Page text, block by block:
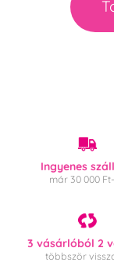
Ingyenes
már 30 000
3 vásárlóból 2
többször